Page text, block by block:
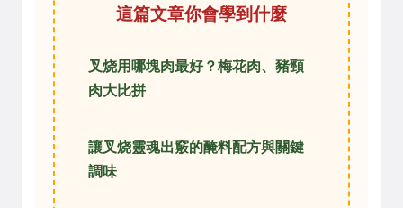
這篇文章你會學到什麼
叉烧用哪塊肉最好？梅花肉、豬頸
肉大比拼
讓叉烧靈魂出竅的醃料配方與關鍵
調味